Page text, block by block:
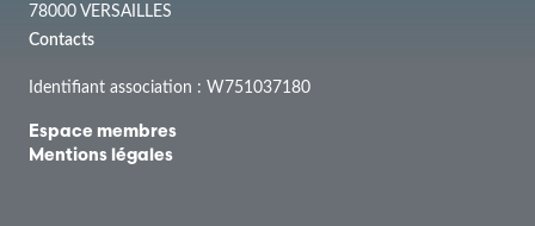
78000 VERSAILLES
Contacts
Identifiant association : W751037180
Espace membres
Mentions légales